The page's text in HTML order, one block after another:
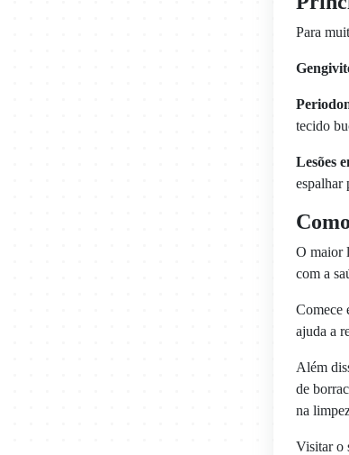
Para
tecido
Lesões
espalhar
O maior
com a
Comece
ajuda a
Além
de
na
Visitar o